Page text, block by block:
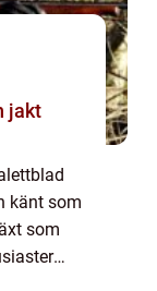
jakt
känt som
som